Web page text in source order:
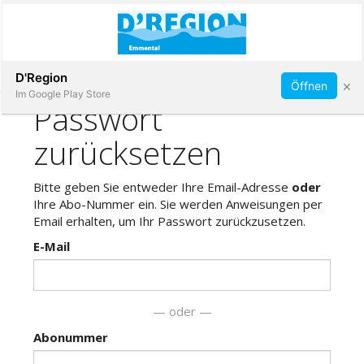
Immobilien
Veranstaltungen
Stellen
Abonnieren
D'Region
Im Google Play Store
Öffnen ×